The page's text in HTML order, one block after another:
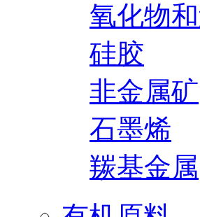
氧化物
硅胶
非金属矿
石墨烯
羰基金属